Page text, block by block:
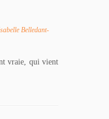
Belledant-
vraie, qui vient